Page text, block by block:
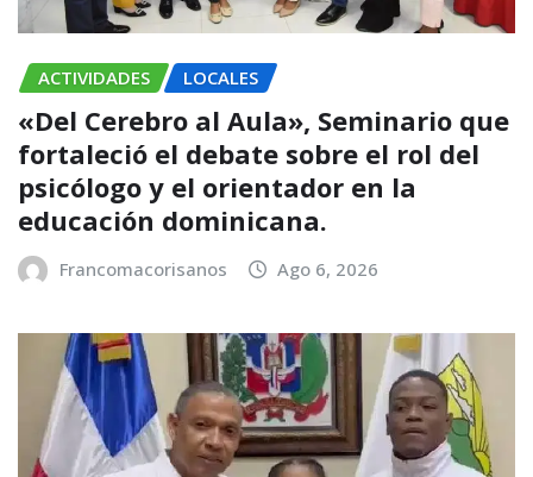
ACTIVIDADES LOCALES
«Del Cerebro al Aula», Seminario que
fortaleció el debate sobre el rol del
psicólogo y el orientador en la
educación dominicana.
Francomacorisanos Ago 6, 2026